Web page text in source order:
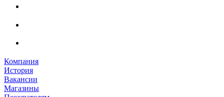
Компания
История
Вакансии
Магазины